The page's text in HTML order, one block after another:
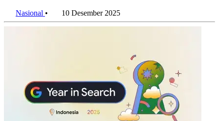
Nasional • 10 Desember 2025